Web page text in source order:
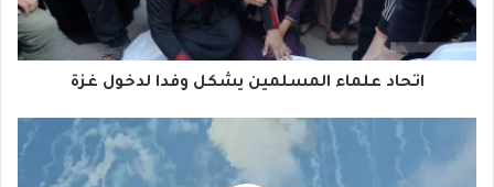
ك
ا
اتحاد علماء المسلمين يشكل وفدا لدخول غزة